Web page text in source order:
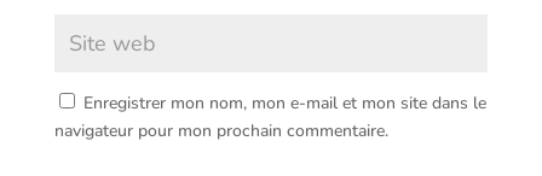
Enregistrer mon nom, mon e-mail et mon site dans le
navigateur pour mon prochain commentaire.